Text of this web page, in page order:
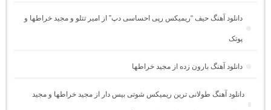
دانلود آهنگ حیف “ریمیکس رپی احساسی دپ” از امیر تتلو و مجید خراطها و
پوتک
دانلود آهنگ بارون زده از مجید خراطها
دانلود آهنگ طولانی ترین ریمیکس شوتی بیس دار از مجید خراطها و مجید